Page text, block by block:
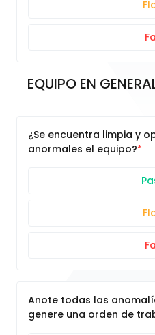
EQUIPO EN
¿Se encuentra limpia y
anormales el equipo?
Anote todas las
genere una orden de